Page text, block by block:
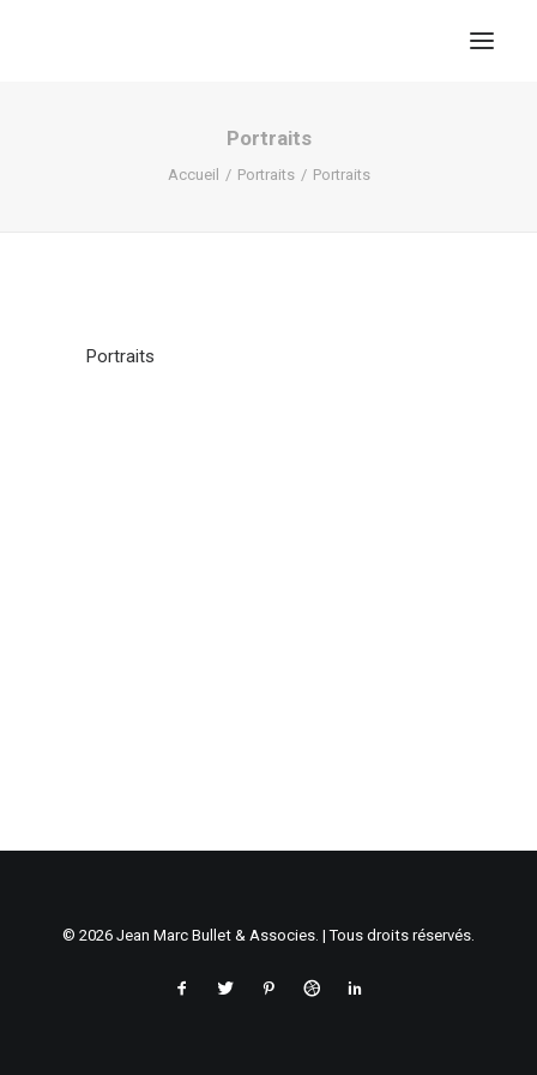
Portraits
Accueil Portraits Portraits
Portraits
© 2026 Jean Marc Bullet & Associes. | Tous droits réservés.